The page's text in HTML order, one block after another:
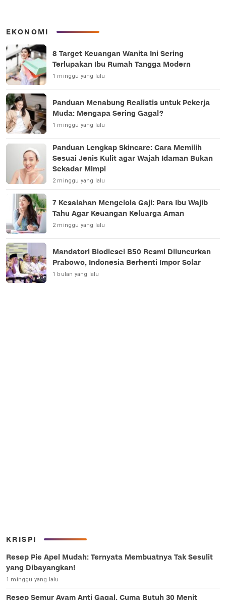
EKONOMI
8 Target Keuangan Wanita Ini Sering
Terlupakan Ibu Rumah Tangga Modern
1 minggu yang lalu
Panduan Menabung Realistis untuk Pekerja
Muda: Mengapa Sering Gagal?
1 minggu yang lalu
Panduan Lengkap Skincare: Cara Memilih
Sesuai Jenis Kulit agar Wajah Idaman Bukan
Sekadar Mimpi
2 minggu yang lalu
7 Kesalahan Mengelola Gaji: Para Ibu Wajib
Tahu Agar Keuangan Keluarga Aman
2 minggu yang lalu
Mandatori Biodiesel B50 Resmi Diluncurkan
Prabowo, Indonesia Berhenti Impor Solar
1 bulan yang lalu
KRISPI
Resep Pie Apel Mudah: Ternyata Membuatnya Tak Sesulit
yang Dibayangkan!
1 minggu yang lalu
Resep Semur Ayam Anti Gagal, Cuma Butuh 30 Menit